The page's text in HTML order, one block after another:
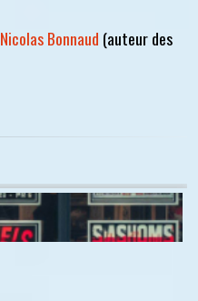
Nicolas Bonnaud (auteur des